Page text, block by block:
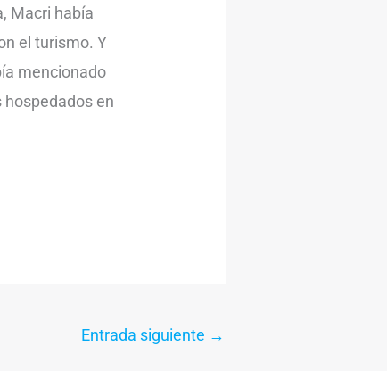
Macri había
el turismo. Y
mencionado
hospedados en
Entrada siguiente →